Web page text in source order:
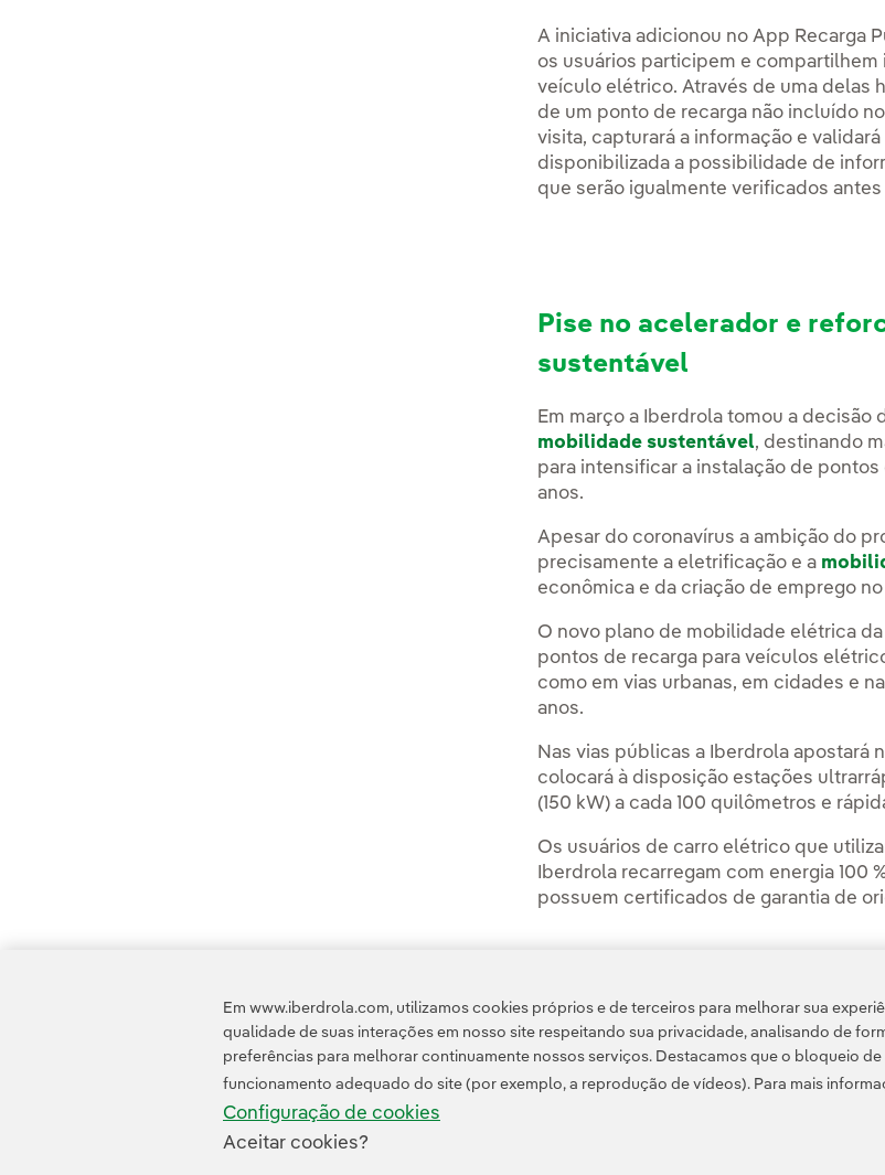
A iniciativa adicionou no App Recarga
os usuários participem e
veículo elétrico. Através de uma delas
de um ponto de recarga não incluído
visita, capturará a informação e
disponibilizada a possibilidade de
que serão igualmente verificados antes
Pise no acelerador e
sustentável
Em março a Iberdrola tomou a decisão
mobilidade sustentável, destinando
para intensificar a instalação de
anos.
Apesar do coronavírus a ambição do
precisamente a eletrificação e a
econômica e da criação de emprego
O novo plano de mobilidade elétrica
pontos de recarga para veículos
como em vias urbanas, em cidades e
anos.
Nas vias públicas a Iberdrola apostará
colocará à disposição estações
(150 kW) a cada 100 quilômetros e
Os usuários de carro elétrico que
Iberdrola recarregam com energia 100
possuem certificados de garantia de
Acesso a informação legal
Em www.iberdrola.com, utilizamos cookies próprios e de terceiros para melhorar sua
qualidade de suas interações em nosso site respeitando sua privacidade, analisando de
preferências para melhorar continuamente nossos serviços. Destacamos que o bloqueio
funcionamento adequado do site (por exemplo, a reprodução de vídeos). Para mais
Configuração de cookies
Aceitar cookies?